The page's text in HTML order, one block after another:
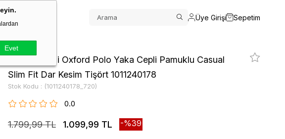
Evet
Üye Girişi Sepetim
1011240178
Haki Desenli Oxford Polo Yaka Cepli Pamuklu Casual
Slim Fit Dar Kesim Tişört 1011240178
Stok Kodu (1011240178_720)
0.0
1.799,99 TL 1.099,99 TL 39